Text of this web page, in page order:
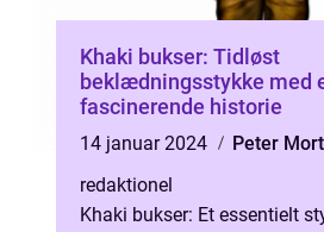
Khaki bukser: Tidløst
beklædningsstykke med
fascinerende historie
14 januar 2024
Peter
redaktionel
Khaki bukser: Et essentielt